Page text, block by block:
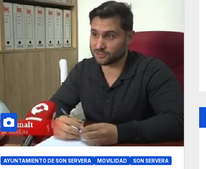
AYUNTAMIENTO DE SON SERVERA MOVILIDAD SON SERVERA